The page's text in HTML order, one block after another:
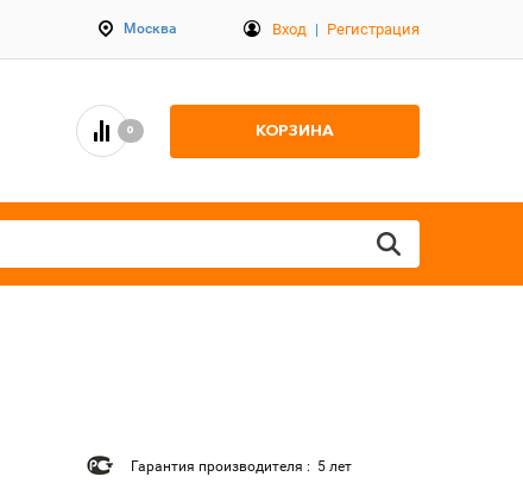
Москва Вход | Регистрация
0 КОРЗИНА
Гарантия производителя : 5 лет